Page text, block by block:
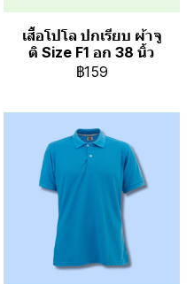
เสื้อโปโล ปกเรียบ ผ้าจู
ติ Size F1 อก 38 นิ้ว
฿159